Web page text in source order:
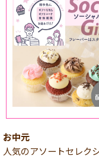
お中元
人気のアソートセレク